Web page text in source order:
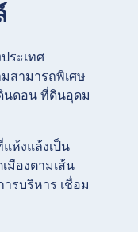
ระเทศ
สามารถพิเศษ
นดอน ที่ดินอุดม
ห้งแล้งเป็น
มืองตามเส้น
รบริหาร เชื่อม